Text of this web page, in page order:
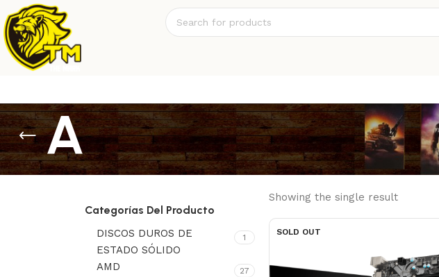
A
Categorías Del Producto
DISCOS DUROS DE
ESTADO SÓLIDO
1
AMD 27
Showing the single result
SOLD OUT